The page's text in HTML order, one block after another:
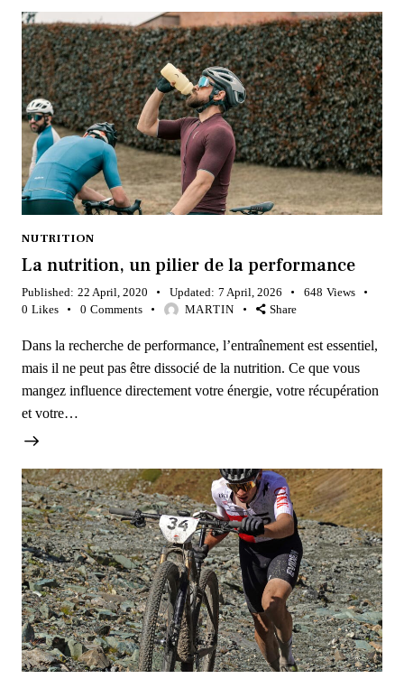
NUTRITION
La nutrition, un pilier de la performance
Published: 22 April, 2020 Updated: 7 April, 2026 648 Views
0 Likes 0 Comments MARTIN Share
Dans la recherche de performance, l’entraînement est essentiel,
mais il ne peut pas être dissocié de la nutrition. Ce que vous
mangez influence directement votre énergie, votre récupération
et votre…